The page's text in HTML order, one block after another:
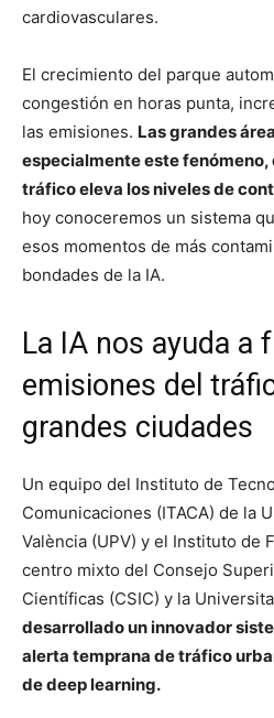
cardiovasculares.
El crecimiento del parque
congestión en horas punta,
las emisiones. Las grandes
especialmente este
tráfico eleva los niveles de
hoy conoceremos un sistema
esos momentos de más
bondades de la IA.
La IA nos ayuda a
emisiones del
grandes ciudades
Un equipo del Instituto de
Comunicaciones (ITACA) de la
València (UPV) y el Instituto de
centro mixto del Consejo
Científicas (CSIC) y la
desarrollado un innovador
alerta temprana de tráfico
de deep learning.